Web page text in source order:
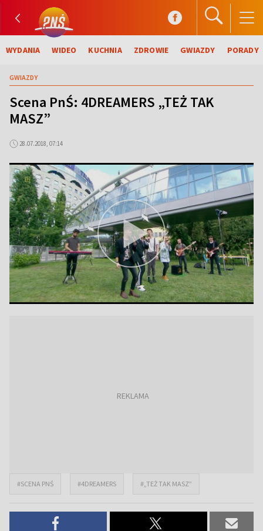
WYDANIA WIDEO KUCHNIA ZDROWIE GWIAZDY PORADY
GWIAZDY
Scena PnŚ: 4DREAMERS „TEŻ TAK
MASZ”
28.07.2018, 07:14
#SCENA PNŚ #4DREAMERS #„TEŻ TAK MASZ”